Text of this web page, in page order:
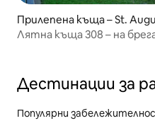
Прилепена къща – St.
Лятна къща 308 – на
Дестинации за
Популярни